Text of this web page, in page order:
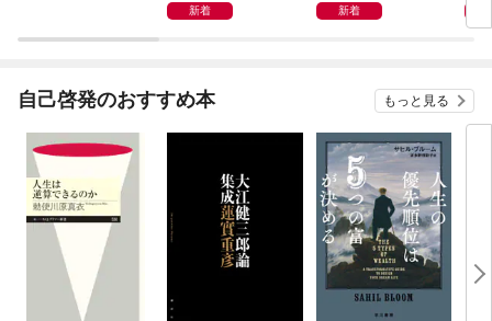
新着 新着
自己啓発のおすすめ本 もっと見る